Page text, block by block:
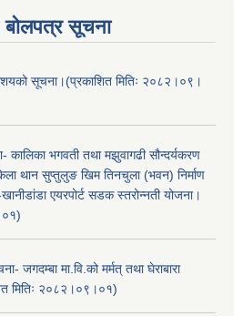
बोलपत्र सूचना
सूचना।(प्रकाशित मितिः २०८२।०९।
कालिका भगवती तथा मझुवागढी सौन्दर्यकरण
थान सुप्तुलुङ खिम तिनचुला (भवन) निर्माण
एयरपोर्ट सडक स्तरोन्नती योजना।
जगदम्बा मा.वि.को मर्मत् तथा घेराबारा
मितिः २०८२।०९।०१)